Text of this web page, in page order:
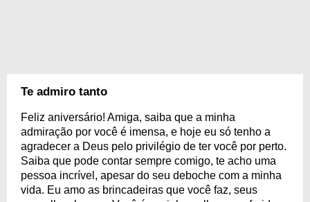
Te admiro tanto
Feliz aniversário! Amiga, saiba que a minha
admiração por você é imensa, e hoje eu só tenho a
agradecer a Deus pelo privilégio de ter você por perto.
Saiba que pode contar sempre comigo, te acho uma
pessoa incrível, apesar do seu deboche com a minha
vida. Eu amo as brincadeiras que você faz, seus